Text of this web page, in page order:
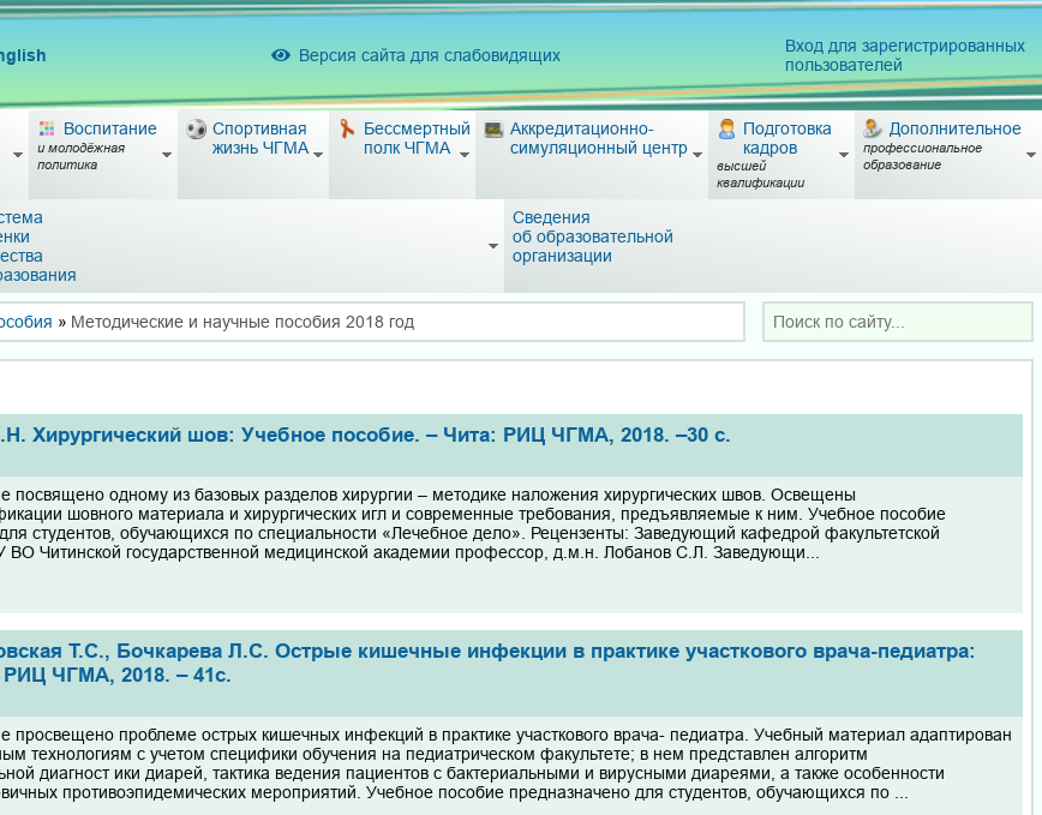
Версия сайта для слабовидящих
Вход для зарегистрированных
пользователей
Воспитание
и молодёжная
политика
Спортивная
жизнь ЧГМА
Бессмертный
полк ЧГМА
Аккредитационно-
симуляционный центр
Подготовка
кадров
высшей
квалификации
Дополнительное
профессиональное
образование
Сведения
об образовательной
организации
» Методические и научные пособия 2018 год
Хирургический шов: Учебное пособие. – Чита: РИЦ ЧГМА, 2018. –30 с.
посвящено одному из базовых разделов хирургии – методике наложения хирургических швов. Освещены
шовного материала и хирургических игл и современные требования, предъявляемые к ним. Учебное пособие
студентов, обучающихся по специальности «Лечебное дело». Рецензенты: Заведующий кафедрой факультетской
ВО Читинской государственной медицинской академии профессор, д.м.н. Лобанов С.Л. Заведующи...
Т.С., Бочкарева Л.С. Острые кишечные инфекции в практике участкового врача-педиатра:
ЧГМА, 2018. – 41с.
просвещено проблеме острых кишечных инфекций в практике участкового врача- педиатра. Учебный материал адаптирован
технологиям с учетом специфики обучения на педиатрическом факультете; в нем представлен алгоритм
диагност ики диарей, тактика ведения пациентов с бактериальными и вирусными диареями, а также особенности
противоэпидемических мероприятий. Учебное пособие предназначено для студентов, обучающихся по ...